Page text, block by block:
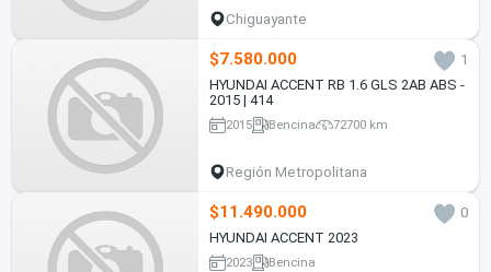
Chiguayante
$7.580.000
1
HYUNDAI ACCENT RB 1.6 GLS 2AB ABS -
2015 | 414
2015 Bencina 72700 km
Región Metropolitana
$11.490.000
0
HYUNDAI ACCENT 2023
2023 Bencina